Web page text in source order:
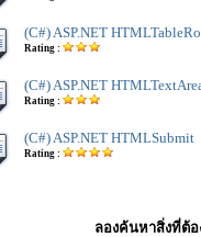
(C#) ASP.NET
Rating :
(C#) ASP.NET
Rating :
(C#) ASP.NET HTMLSubmit
Rating :
ลองค้นหาสิ่งที่ต้อ